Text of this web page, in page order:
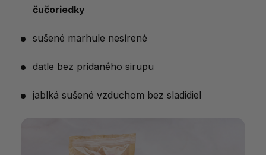
čučoriedky
sušené marhule nesírené
datle bez pridaného sirupu
jablká sušené vzduchom bez sladidiel